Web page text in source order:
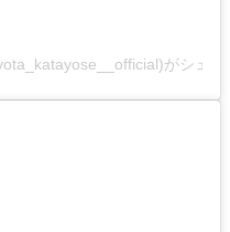
がシェ